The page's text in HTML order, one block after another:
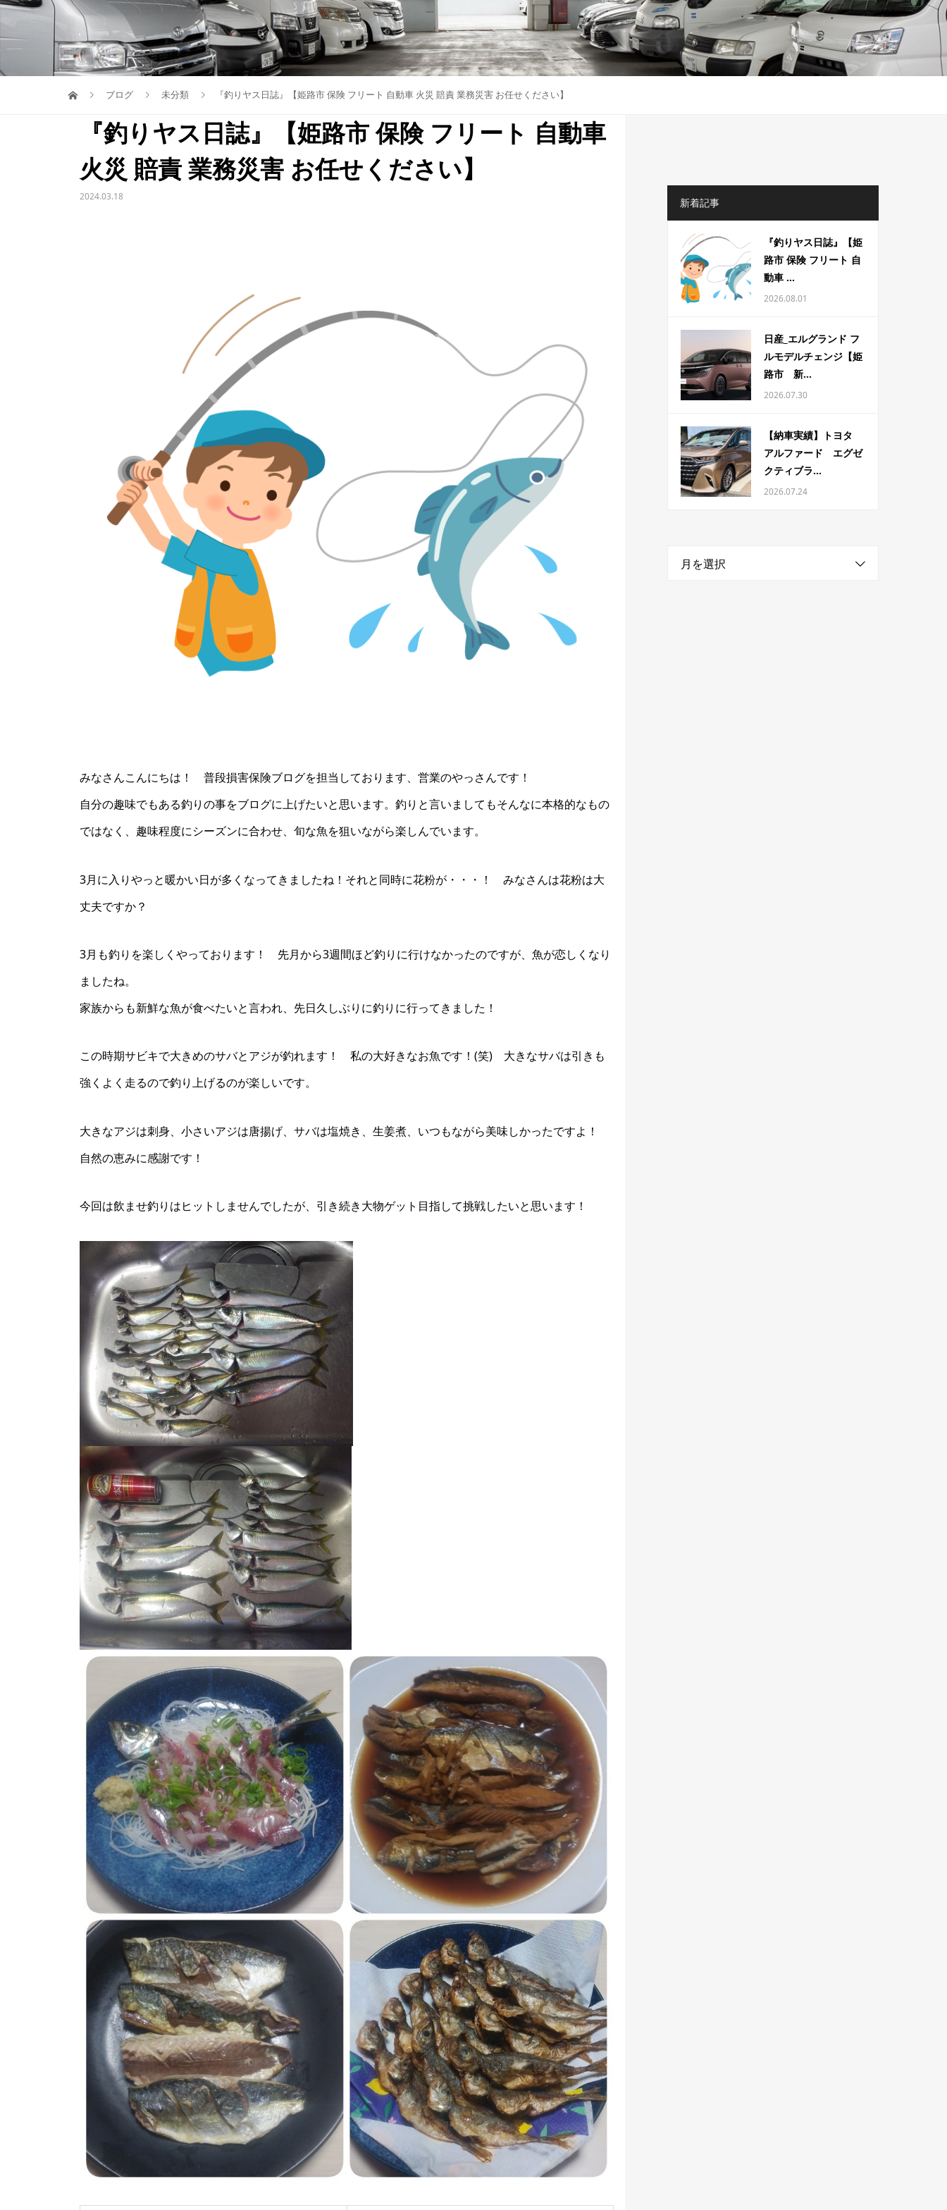
ブログ 未分類 『釣りヤス日誌』【姫路市 保険 フリート 自動車 火災 賠責 業務災害 お任せください】
『釣りヤス日誌』【姫路市 保険 フリート 自動車
火災 賠責 業務災害 お任せください】
2024.03.18
みなさんこんにちは！ 普段損害保険ブログを担当しております、営業のやっさんです！
自分の趣味でもある釣りの事をブログに上げたいと思います。釣りと言いましてもそんなに本格的なもの
ではなく、趣味程度にシーズンに合わせ、旬な魚を狙いながら楽しんでいます。
3月に入りやっと暖かい日が多くなってきましたね！それと同時に花粉が・・・！ みなさんは花粉は大
丈夫ですか？
3月も釣りを楽しくやっております！ 先月から3週間ほど釣りに行けなかったのですが、魚が恋しくなり
ましたね。
家族からも新鮮な魚が食べたいと言われ、先日久しぶりに釣りに行ってきました！
この時期サビキで大きめのサバとアジが釣れます！ 私の大好きなお魚です！(笑) 大きなサバは引きも
強くよく走るので釣り上げるのが楽しいです。
大きなアジは刺身、小さいアジは唐揚げ、サバは塩焼き、生姜煮、いつもながら美味しかったですよ！
自然の恵みに感謝です！
今回は飲ませ釣りはヒットしませんでしたが、引き続き大物ゲット目指して挑戦したいと思います！
新着記事
『釣りヤス日誌』【姫
路市 保険 フリート 自
動車 ...
2026.08.01
日産_エルグランド フ
ルモデルチェンジ【姫
路市 新...
2026.07.30
【納車実績】トヨタ
アルファード エグゼ
クティブラ...
2026.07.24
月を選択